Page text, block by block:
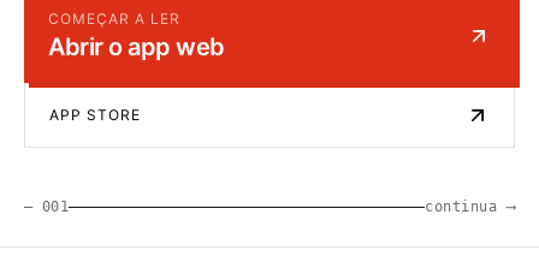
COMEÇAR A LER
Abrir o app web
APP STORE
— 001 continua ⟶